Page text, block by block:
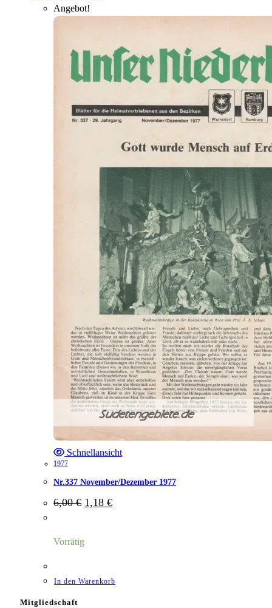
Angebot!
Schnellansicht
1977
Nr.337 November/Dezember 1977
6,00€ Ursprünglicher
Preis
1,18 €Aktueller
Preis
Vorrätig
In den Warenkorb
Mitgliedschaft